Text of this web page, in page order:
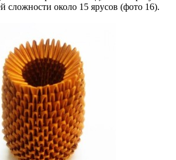
сложности около 15 ярусов (фото 16).